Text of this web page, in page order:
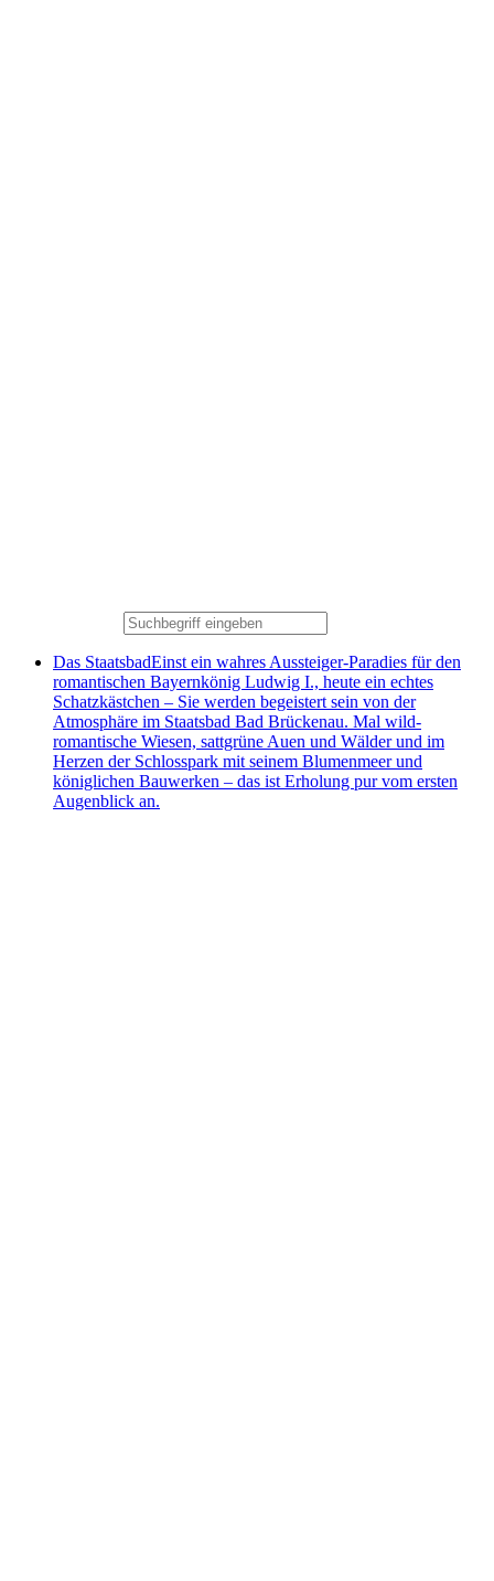
Das StaatsbadEinst ein wahres Aussteiger-Paradies für den
romantischen Bayernkönig Ludwig I., heute ein echtes
Schatzkästchen – Sie werden begeistert sein von der
Atmosphäre im Staatsbad Bad Brückenau. Mal wild-
romantische Wiesen, sattgrüne Auen und Wälder und im
Herzen der Schlosspark mit seinem Blumenmeer und
königlichen Bauwerken – das ist Erholung pur vom ersten
Augenblick an.